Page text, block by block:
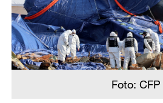
Foto: CFP